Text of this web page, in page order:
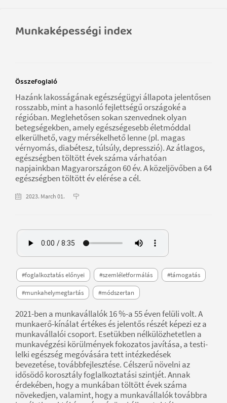
Munkaképességi index
Összefoglaló
Hazánk lakosságának egészségügyi állapota jelentősen
rosszabb, mint a hasonló fejlettségű országoké a
régióban. Meglehetősen sokan szenvednek olyan
betegségekben, amely egészségesebb életmóddal
elkerülhető, vagy mérsékelhető lenne (pl. magas
vérnyomás, diabétesz, túlsúly, depresszió). Az átlagos,
egészségben töltött évek száma várhatóan
napjainkban Magyarországon 60 év. A közeljövőben a 64
egészségben töltött év elérése a cél.
2023. March 01.
#foglalkoztatás előnyei #szemléletformálás #támogatás
#munkahelymegtartás #módszertan
2021-ben a munkavállalók 16 %-a 55 éven felüli volt. A
munkaerő-kínálat értékes és jelentős részét képezi ez a
munkavállalói csoport. Esetükben nélkülözhetetlen a
munkavégzési körülmények fokozatos javítása, a testi-
lelki egészség megóvására tett intézkedések
bevezetése, továbbfejlesztése. Célszerű növelni az
idősödő korosztály foglalkoztatási szintjét. Annak
érdekében, hogy a munkában töltött évek száma
növekedjen, valamint, hogy a munkavállalók továbbra